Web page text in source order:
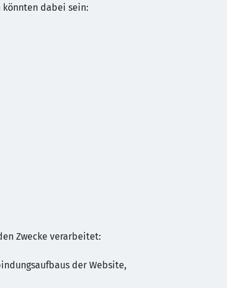
dabei sein:
Zwecke verarbeitet:
der Website,